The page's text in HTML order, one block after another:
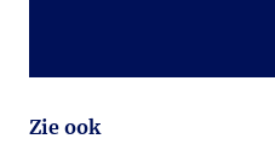
Zie ook